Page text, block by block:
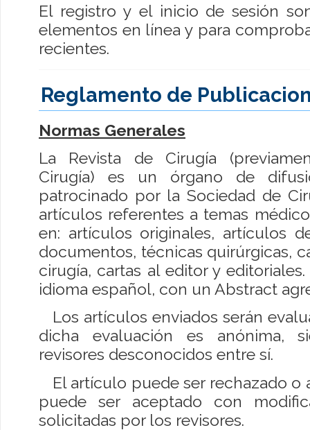
El registro y el inicio de sesión
elementos en línea y para
recientes.
Reglamento de
Normas Generales
La Revista de Cirugía
Cirugía) es un órgano de
patrocinado por la Sociedad de
artículos referentes a temas
en: artículos originales, artículos
documentos, técnicas quirúrgicas,
cirugía, cartas al editor y
idioma español, con un Abstract
Los artículos enviados serán
dicha evaluación es anónima,
revisores desconocidos entre sí.
El artículo puede ser rechazado o
puede ser aceptado con
solicitadas por los revisores.